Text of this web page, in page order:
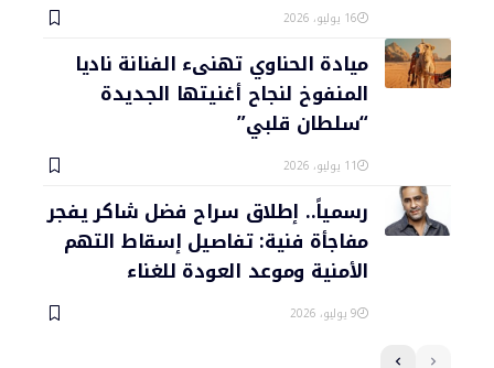
16 يوليو، 2026
ميادة الحناوي تهنىء الفنانة ناديا
المنفوخ لنجاح أغنيتها الجديدة
“سلطان قلبي”
11 يوليو، 2026
رسمياً.. إطلاق سراح فضل شاكر يفجر
مفاجأة فنية: تفاصيل إسقاط التهم
الأمنية وموعد العودة للغناء
9 يوليو، 2026